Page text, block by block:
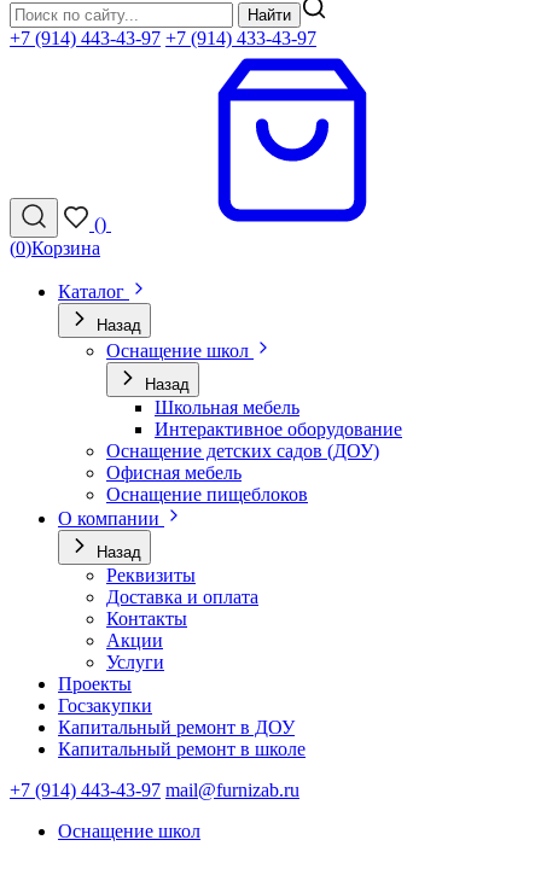
Найти
+7 (914) 443-43-97 +7 (914) 433-43-97
()
(0)Корзина
Каталог
Назад
Оснащение школ
Назад
Школьная мебель
Интерактивное оборудование
Оснащение детских садов (ДОУ)
Офисная мебель
Оснащение пищеблоков
О компании
Назад
Реквизиты
Доставка и оплата
Контакты
Акции
Услуги
Проекты
Госзакупки
Капитальный ремонт в ДОУ
Капитальный ремонт в школе
+7 (914) 443-43-97 mail@furnizab.ru
Оснащение школ